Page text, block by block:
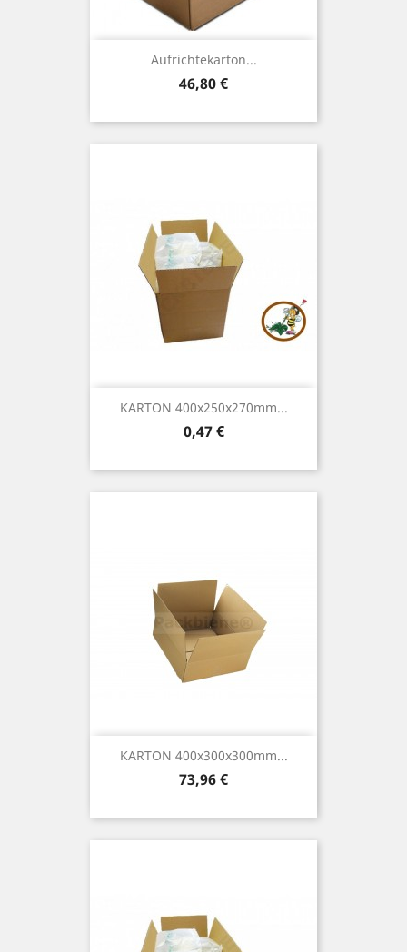
Aufrichtekarton...
Preis
46,80 €
KARTON 400x250x270mm...
Preis
0,47 €
KARTON 400x300x300mm...
Preis
73,96 €